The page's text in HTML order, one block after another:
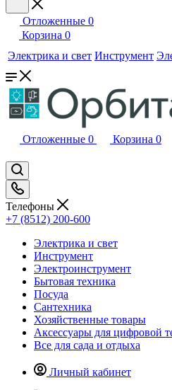
Отложенные 0
Корзина 0
Электрика и свет Инструмент
Отложенные 0 Корзина 0
Телефоны
+7 (8512) 200-600
Электрика и свет
Инструмент
Электроинструмент
Бытовая техника
Посуда
Сантехника
Хозяйственные товары
Аксессуары для цифровой
Все для сада и отдыха
Личный кабинет